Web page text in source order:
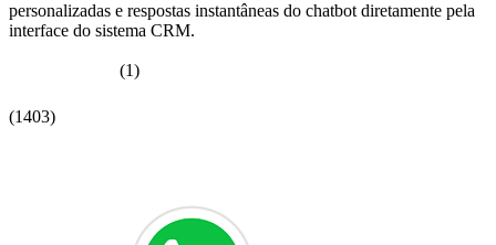
personalizadas e respostas instantâneas do chatbot diretamente pela
interface do sistema CRM.
(1)
(1403)